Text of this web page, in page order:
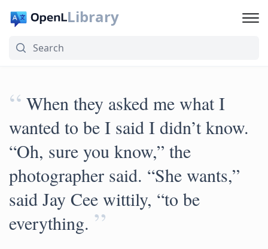
Library
“ When they asked me what I
wanted to be I said I didn’t know.
“Oh, sure you know,” the
photographer said. “She wants,”
said Jay Cee wittily, “to be
everything. ”